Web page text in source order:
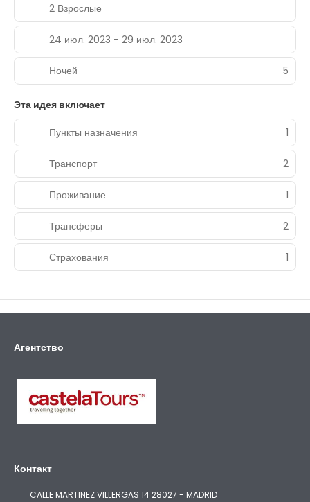
2 Взрослые
24 июл. 2023 - 29 июл. 2023
Ночей 5
Эта идея включает
Пункты назначения
1
Транспорт 2
Проживание 1
Трансферы 2
Страхования 1
Агентство
Контакт
CALLE MARTINEZ VILLERGAS 14 28027 - MADRID